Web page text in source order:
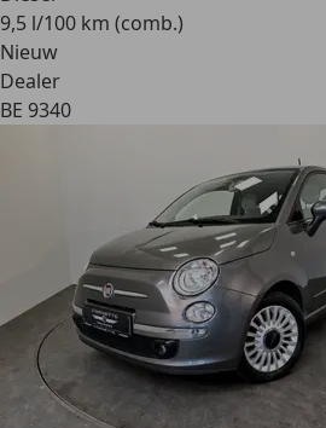
9,5 l/100 km (comb.)
Nieuw
Dealer
BE 9340